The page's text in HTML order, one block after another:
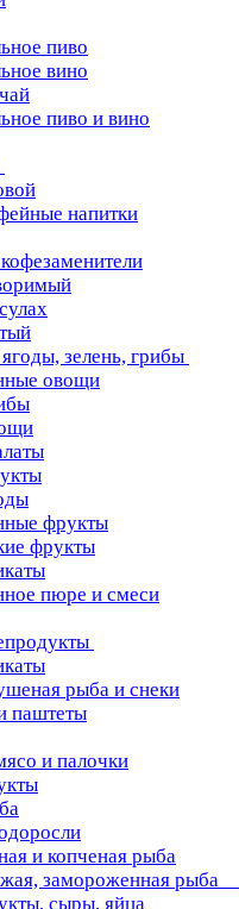
пиво
вино
пиво и вино
напитки
зелень, грибы
овощи
фрукты
фрукты
пюре и смеси
рыба и снеки
паштеты
и палочки
и копченая рыба
замороженная рыба
сыры, яйца